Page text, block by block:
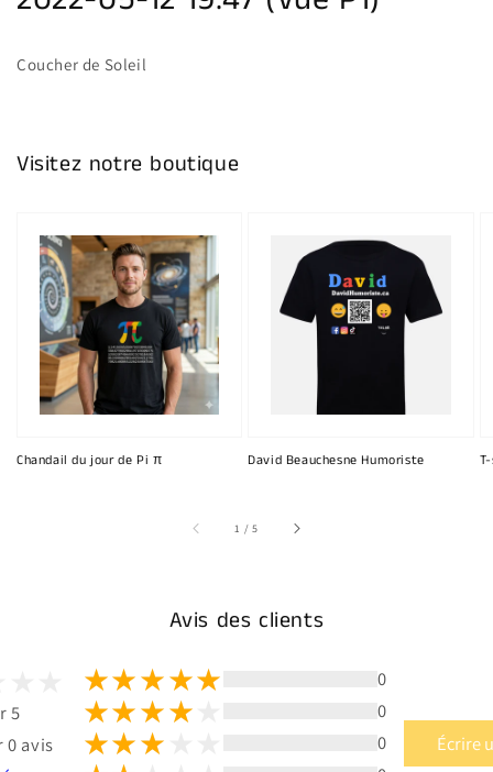
galerie
Coucher de Soleil
Visitez notre boutique
Chandail du jour de Pi π David Beauchesne Humoriste
1 /sur
5
Avis des clients
5
0 avis
0
0
0
Écrire